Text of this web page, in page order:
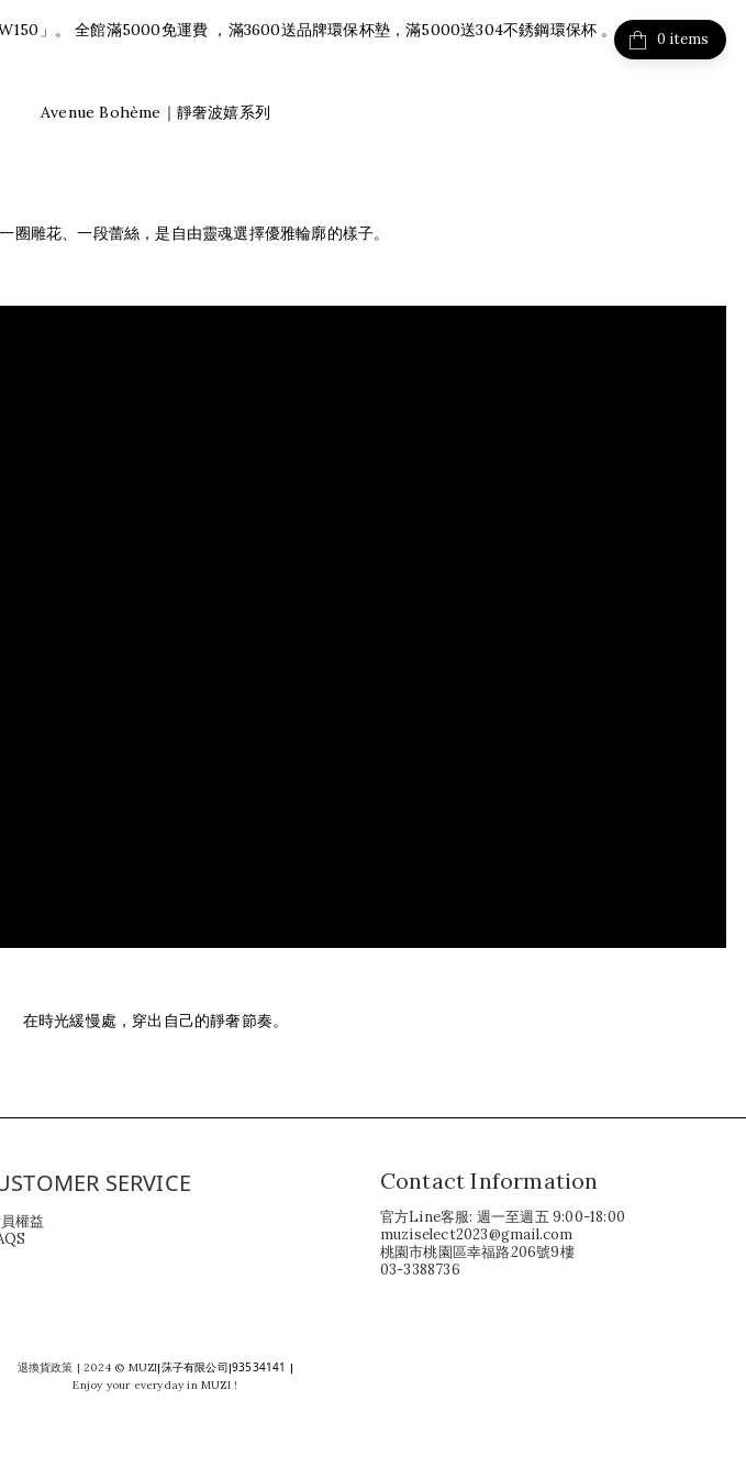
items
」。全館滿5000免運費 ，滿3600送品牌環保杯墊，滿5000送304不銹鋼環保杯 。
Avenue Bohème｜靜奢波嬉系列
圈雕花、一段蕾絲，是自由靈魂選擇優雅輪廓的樣子。
在時光緩慢處，穿出自己的靜奢節奏。
SERVICE
權益
Contact Information
官方Line客服: 週一至週五 9:00-18:00
muziselect2023@gmail.com
桃園市桃園區幸福路206號9樓
03-3388736
退換貨政策 | 2024 © MUZI|莯子有限公司|93534141 |
Enjoy your everyday in MUZI !